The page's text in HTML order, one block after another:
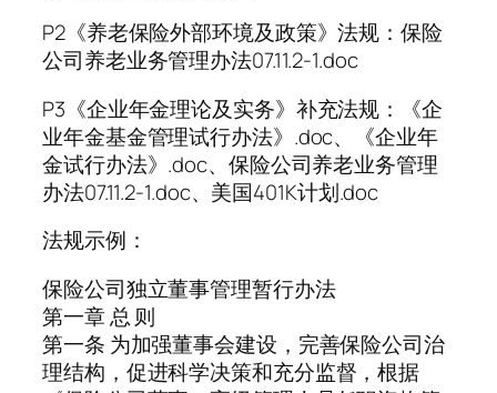
P2《养老保险外部环境及政策》法规：保险
公司养老业务管理办法07.11.2-1.doc
P3《企业年金理论及实务》补充法规：《企
业年金基金管理试行办法》.doc、《企业年
金试行办法》.doc、保险公司养老业务管理
办法07.11.2-1.doc、美国401K计划.doc
法规示例：
保险公司独立董事管理暂行办法
第一章 总 则
第一条 为加强董事会建设，完善保险公司治
理结构，促进科学决策和充分监督，根据